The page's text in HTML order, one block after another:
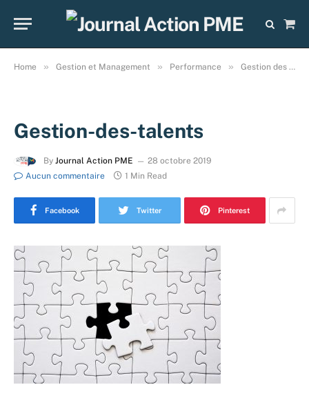
Cart
Home » Gestion et Management » Performance » Gestion des talents : quel est ce maillon fort manquant dans votre entreprise ?
Gestion-des-talents
By Journal Action PME
28 octobre 2019
Aucun commentaire
1 Min Read
Facebook Twitter Pinterest